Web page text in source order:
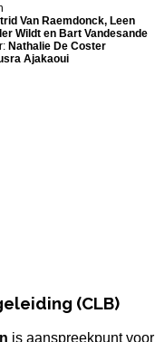
Van Raemdonck, Leen
Wildt en Bart Vandesande
Nathalie De Coster
Ajakaoui
(CLB)
is aanspreekpunt voor